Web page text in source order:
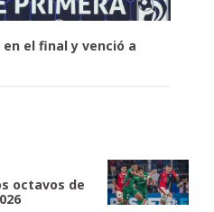
el final y venció a
octavos de